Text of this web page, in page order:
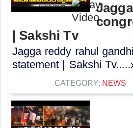
| Sakshi Tv
Jagga reddy rahul
statement | Sakshi
CATEGORY: NEWS